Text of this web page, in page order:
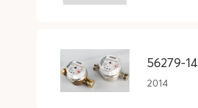
56279-14
2014